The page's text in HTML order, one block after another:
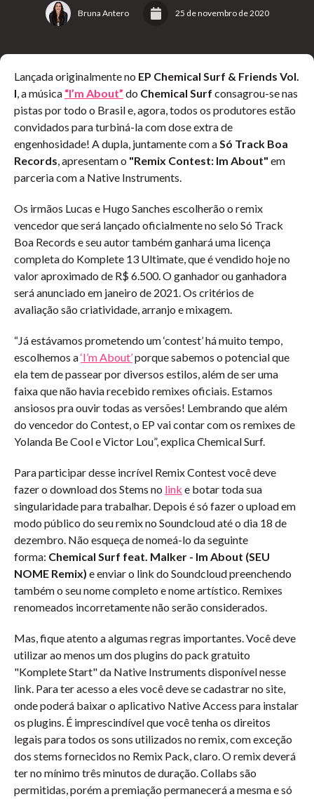
Bruna Antero 25 de novembro de 2020
Lançada originalmente no EP Chemical Surf & Friends Vol.
I, a música “I’m About” do Chemical Surf consagrou-se nas
pistas por todo o Brasil e, agora, todos os produtores estão
convidados para turbiná-la com dose extra de
engenhosidade! A dupla, juntamente com aSó Track Boa
Records, apresentam o "Remix Contest: Im About" em
parceria com a Native Instruments.
Os irmãos Lucas e Hugo Sanches escolherão o remix
vencedor que será lançado oficialmente no selo Só Track
Boa Records e seu autor também ganhará uma licença
completa do Komplete 13 Ultimate, que é vendido hoje no
valor aproximado de R$ 6.500. O ganhador ou ganhadora
será anunciado em janeiro de 2021. Os critérios de
avaliação são criatividade, arranjo e mixagem.
“Já estávamos prometendo um ‘contest’ há muito tempo,
escolhemos a‘I’m About’porque sabemos o potencial que
ela tem de passear por diversos estilos, além de ser uma
faixa que não havia recebido remixes oficiais. Estamos
ansiosos pra ouvir todas as versões! Lembrando que além
do vencedor do Contest, o EP vai contar com os remixes de
Yolanda Be Cool e Victor Lou”, explica Chemical Surf.
Para participar desse incrível Remix Contest você deve
fazer o download dos Stems no link e botar toda sua
singularidade para trabalhar. Depois é só fazer o upload em
modo público do seu remix no Soundcloud até o dia 18 de
dezembro. Não esqueça de nomeá-lo da seguinte
forma: Chemical Surf feat. Malker - Im About (SEU
NOME Remix) e enviar o link do Soundcloud preenchendo
também o seu nome completo e nome artístico. Remixes
renomeados incorretamente não serão considerados.
Mas, fique atento a algumas regras importantes. Você deve
utilizar ao menos um dos plugins do pack gratuito
"Komplete Start" da Native Instruments disponível nesse
link. Para ter acesso a eles você deve se cadastrar no site,
onde poderá baixar o aplicativo Native Access para instalar
os plugins. É imprescindível que você tenha os direitos
legais para todos os sons utilizados no remix, com exceção
dos stems fornecidos no Remix Pack, claro. O remix deverá
ter no mínimo três minutos de duração. Collabs são
permitidas, porém a premiação permanecerá a mesma e só